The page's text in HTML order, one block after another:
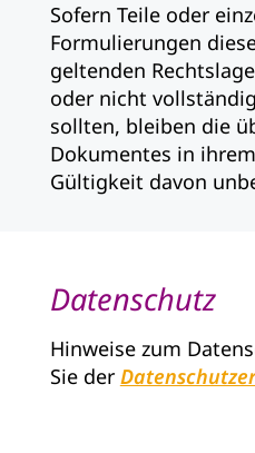
Sofern Teile oder
Formulierungen
geltenden
oder nicht
sollten, bleiben die
Dokumentes in
Gültigkeit davon
Datenschutz
Hinweise zum
Sie der